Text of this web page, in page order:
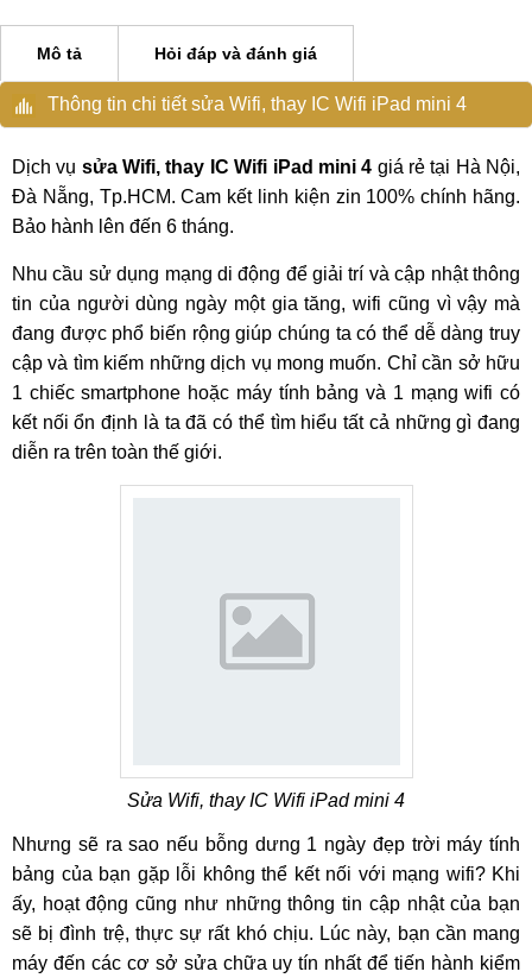
Mô tả Hỏi đáp và đánh giá
Thông tin chi tiết sửa Wifi, thay IC Wifi iPad mini 4
Dịch vụ sửa Wifi, thay IC Wifi iPad mini 4 giá rẻ tại Hà Nội,
Đà Nẵng, Tp.HCM. Cam kết linh kiện zin 100% chính hãng.
Bảo hành lên đến 6 tháng.
Nhu cầu sử dụng mạng di động để giải trí và cập nhật thông
tin của người dùng ngày một gia tăng, wifi cũng vì vậy mà
đang được phổ biến rộng giúp chúng ta có thể dễ dàng truy
cập và tìm kiếm những dịch vụ mong muốn. Chỉ cần sở hữu
1 chiếc smartphone hoặc máy tính bảng và 1 mạng wifi có
kết nối ổn định là ta đã có thể tìm hiểu tất cả những gì đang
diễn ra trên toàn thế giới.
Sửa Wifi, thay IC Wifi iPad mini 4
Nhưng sẽ ra sao nếu bỗng dưng 1 ngày đẹp trời máy tính
bảng của bạn gặp lỗi không thể kết nối với mạng wifi? Khi
ấy, hoạt động cũng như những thông tin cập nhật của bạn
sẽ bị đình trệ, thực sự rất khó chịu. Lúc này, bạn cần mang
máy đến các cơ sở sửa chữa uy tín nhất để tiến hành kiểm